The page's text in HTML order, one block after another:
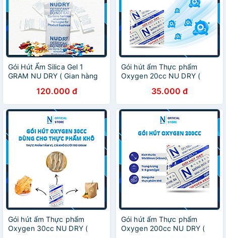
Gói Hút Ẩm Silica Gel 1
GRAM NU DRY ( Gian hàng
phẩm đóng túi 1kg
120.000 đ
Gói hút ẩm Thực phẩm
Oxygen 20cc NU DRY (
cho Bánh Trung Thu,các loại
bánh, cá khô
35.000 đ
Gói hút ẩm Thực phẩm
Oxygen 30cc NU DRY (
Gói hút ẩm Thực phẩm
Oxygen 200cc NU DRY (